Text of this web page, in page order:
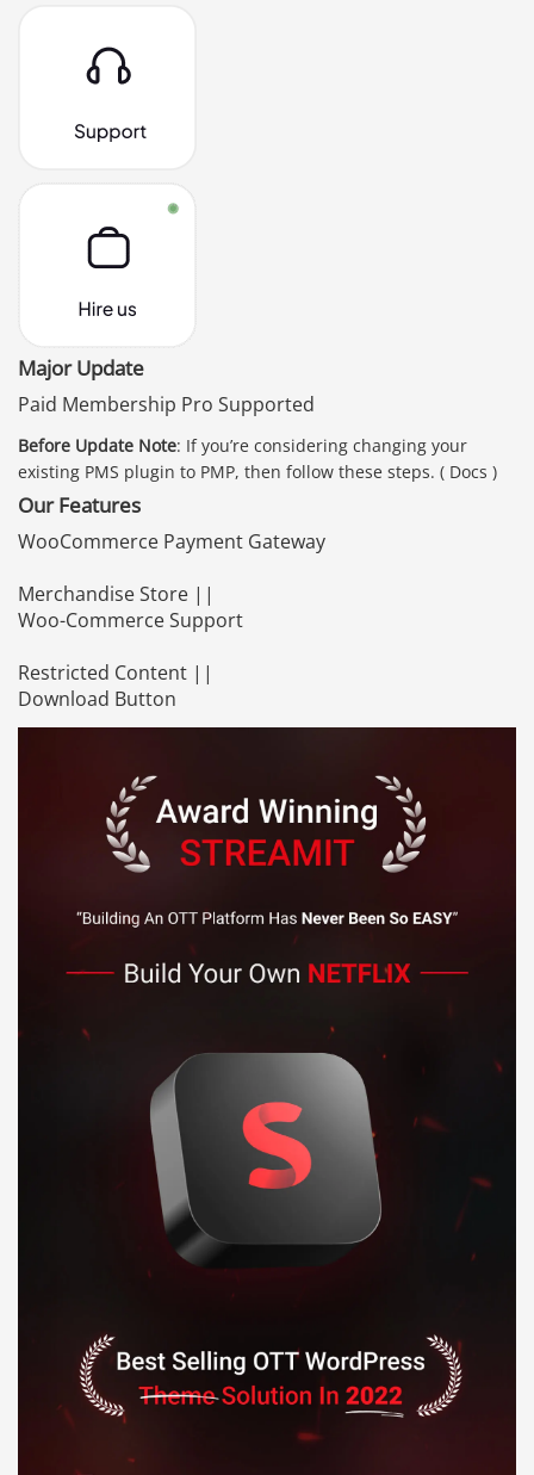
Major Update
Paid Membership Pro Supported
Before Update Note: If you’re considering changing your
existing PMS plugin to PMP, then follow these steps. ( Docs )
Our Features
WooCommerce Payment Gateway
Merchandise Store ||
Woo-Commerce Support
Restricted Content ||
Download Button